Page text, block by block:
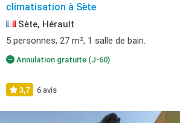
climatisation à Sète
Sète, Hérault
5 personnes, 27 m², 1 salle de bain.
Annulation gratuite (J-60)
3,7 6 avis